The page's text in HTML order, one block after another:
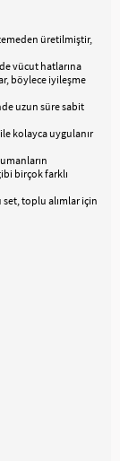
üretilmiştir,
vücut hatlarına
böylece iyileşme
uzun süre sabit
kolayca uygulanır
birçok farklı
toplu alımlar için